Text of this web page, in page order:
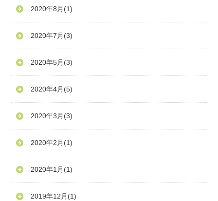
2020年8月 (1)
2020年7月 (3)
2020年5月 (3)
2020年4月 (5)
2020年3月 (3)
2020年2月 (1)
2020年1月 (1)
2019年12月 (1)